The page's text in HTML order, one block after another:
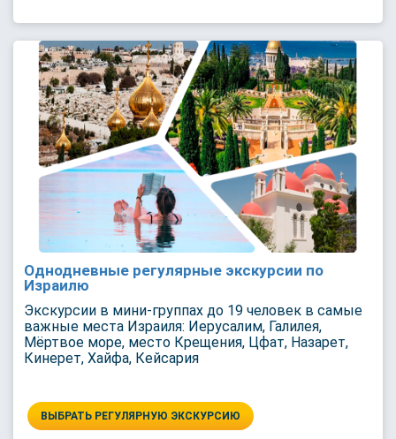
Однодневные регулярные экскурсии по
Израилю
Экскурсии в мини-группах до 19 человек в самые
важные места Израиля: Иерусалим, Галилея,
Мёртвое море, место Крещения, Цфат, Назарет,
Кинерет, Хайфа, Кейсария
ВЫБРАТЬ РЕГУЛЯРНУЮ ЭКСКУРСИЮ